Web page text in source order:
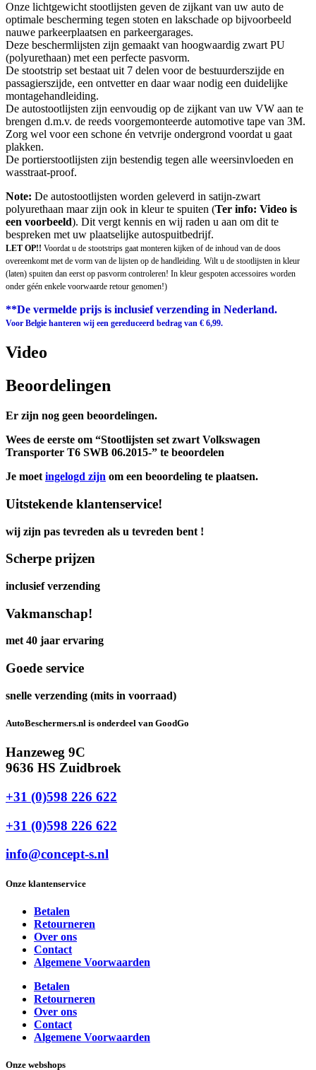
Onze lichtgewicht stootlijsten geven de zijkant van uw auto de
optimale bescherming tegen stoten en lakschade op bijvoorbeeld
nauwe parkeerplaatsen en parkeergarages.
Deze beschermlijsten zijn gemaakt van hoogwaardig zwart PU
(polyurethaan) met een perfecte pasvorm.
De stootstrip set bestaat uit 7 delen voor de bestuurderszijde en
passagierszijde, een ontvetter en daar waar nodig een duidelijke
montagehandleiding.
De autostootlijsten zijn eenvoudig op de zijkant van uw VW aan te
brengen d.m.v. de reeds voorgemonteerde automotive tape van 3M.
Zorg wel voor een schone én vetvrije ondergrond voordat u gaat
plakken.
De portierstootlijsten zijn bestendig tegen alle weersinvloeden en
wasstraat-proof.
Note: De autostootlijsten worden geleverd in satijn-zwart
polyurethaan maar zijn ook in kleur te spuiten (Ter info: Video is
een voorbeeld). Dit vergt kennis en wij raden u aan om dit te
bespreken met uw plaatselijke autospuitbedrijf.
LET OP!! Voordat u de stootstrips gaat monteren kijken of de inhoud van de doos
overeenkomt met de vorm van de lijsten op de handleiding. Wilt u de stootlijsten in kleur
(laten) spuiten dan eerst op pasvorm controleren! In kleur gespoten accessoires worden
onder géén enkele voorwaarde retour genomen!)
**De vermelde prijs is inclusief verzending in Nederland.
Voor Belgie hanteren wij een gereduceerd bedrag van € 6,99.
Video
Beoordelingen
Er zijn nog geen beoordelingen.
Wees de eerste om “Stootlijsten set zwart Volkswagen
Transporter T6 SWB 06.2015-” te beoordelen
Je moet ingelogd zijn om een beoordeling te plaatsen.
Uitstekende klantenservice!
wij zijn pas tevreden als u tevreden bent !
Scherpe prijzen
inclusief verzending
Vakmanschap!
met 40 jaar ervaring
Goede service
snelle verzending (mits in voorraad)
AutoBeschermers.nl is onderdeel van GoodGo
Hanzeweg 9C
9636 HS Zuidbroek
+31 (0)598 226 622
+31 (0)598 226 622
info@concept-s.nl
Onze klantenservice
Betalen
Retourneren
Over ons
Contact
Algemene Voorwaarden
Betalen
Retourneren
Over ons
Contact
Algemene Voorwaarden
Onze webshops